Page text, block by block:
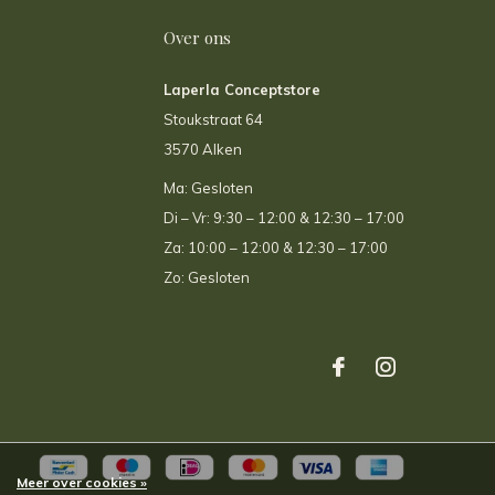
Over ons
Laperla Conceptstore
Stoukstraat 64
3570 Alken
Ma: Gesloten
Di – Vr: 9:30 – 12:00 & 12:30 – 17:00
Za: 10:00 – 12:00 & 12:30 – 17:00
Zo: Gesloten
Meer over cookies »